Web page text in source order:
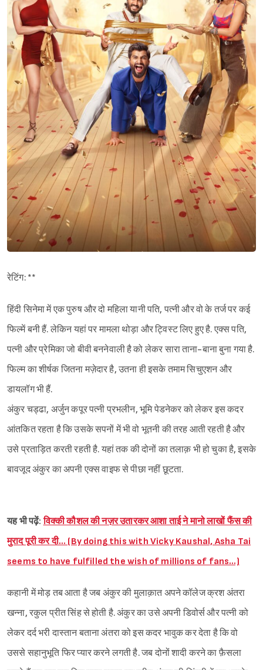
रेटिंग: **
हिंदी सिनेमा में एक पुरुष और दो महिला यानी पति, पत्नी और वो के तर्ज पर कई
फिल्में बनी हैं. लेकिन यहां पर मामला थोड़ा और ट्विस्ट लिए हुए है. एक्स पति,
पत्नी और प्रेमिका जो बीवी बननेवाली है को लेकर सारा ताना-बाना बुना गया है.
फिल्म का शीर्षक जितना मज़ेदार है, उतना ही इसके तमाम सिचुएशन और
डायलॉग भी हैं.
अंकुर चड्ढा, अर्जुन कपूर पत्नी प्रभलीन, भूमि पेडनेकर को लेकर इस कदर
आंतकित रहता है कि उसके सपनों में भी वो भूतनी की तरह आती रहती है और
उसे प्रताड़ित करती रहती है. यहां तक की दोनों का तलाक़ भी हो चुका है, इसके
बावजूद अंकुर का अपनी एक्स वाइफ से पीछा नहीं छूटता.
यह भी पढ़ें:विक्की कौशल की नज़र उतारकर आशा ताई ने मानो लाखों फैंस की
मुराद पूरी कर दी… (By doing this with Vicky Kaushal, Asha Tai
seems to have fulfilled the wish of millions of fans…)
कहानी में मोड़ तब आता है जब अंकुर की मुलाक़ात अपने कॉलेज क्रश अंतरा
खन्ना, रकुल प्रीत सिंह से होती है. अंकुर का उसे अपनी डिवोर्स और पत्नी को
लेकर दर्द भरी दास्तान बताना अंतरा को इस कदर भावुक कर देता है कि वो
उससे सहानुभूति फिर प्यार करने लगती है. जब दोनों शादी करने का फ़ैसला